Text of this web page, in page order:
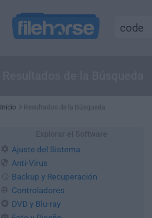
Inicio Resultados de la Búsqueda
Ajuste del Sistema
Anti-Virus
Backup y Recuperación
Controladores
DVD y Blu-ray